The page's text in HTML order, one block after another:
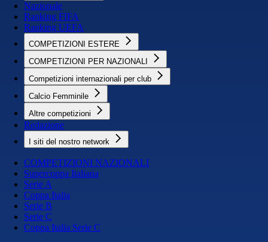
Nazionale
Ranking FIFA
Ranking UEFA
COMPETIZIONI ESTERE
COMPETIZIONI PER NAZIONALI
Competizioni internazionali per club
Calcio Femminile
Altre competizioni
Redazione
I siti del nostro network
COMPETIZIONI NAZIONALI
Supercoppa Italiana
Serie A
Coppa Italia
Serie B
Serie C
Coppa Italia Serie C